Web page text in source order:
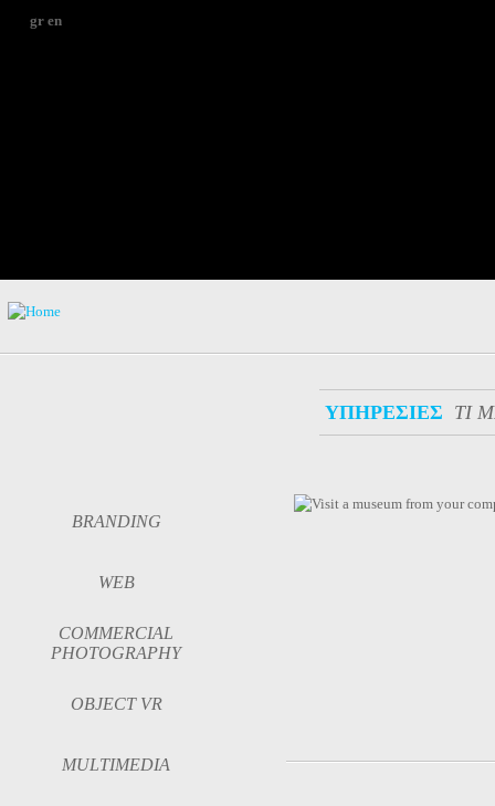
gr en
BRANDING
WEB
COMMERCIAL
PHOTOGRAPHY
OBJECT VR
MULTIMEDIA
ΥΠΗΡΕΣΙΕΣ ΤΙ